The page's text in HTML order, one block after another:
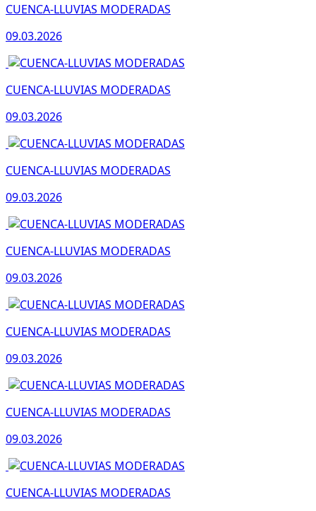
CUENCA-LLUVIAS MODERADAS
09.03.2026
CUENCA-LLUVIAS MODERADAS
09.03.2026
CUENCA-LLUVIAS MODERADAS
09.03.2026
CUENCA-LLUVIAS MODERADAS
09.03.2026
CUENCA-LLUVIAS MODERADAS
09.03.2026
CUENCA-LLUVIAS MODERADAS
09.03.2026
CUENCA-LLUVIAS MODERADAS